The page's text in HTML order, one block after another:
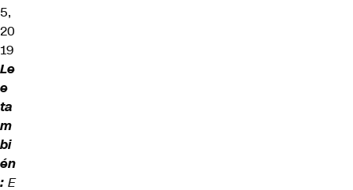
5,
20
19
Le
e
ta
m
bi
én
: E